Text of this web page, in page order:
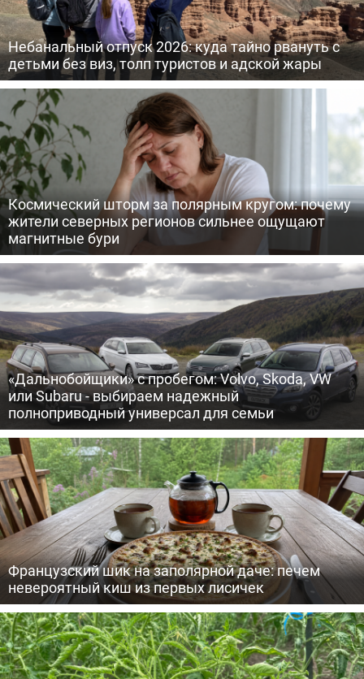
Небанальный отпуск 2026: куда тайно рвануть с
детьми без виз, толп туристов и адской жары
Космический шторм за полярным кругом: почему
жители северных регионов сильнее ощущают
магнитные бури
«Дальнобойщики» с пробегом: Volvo, Skoda, VW
или Subaru - выбираем надежный
полноприводный универсал для семьи
Французский шик на заполярной даче: печем
невероятный киш из первых лисичек